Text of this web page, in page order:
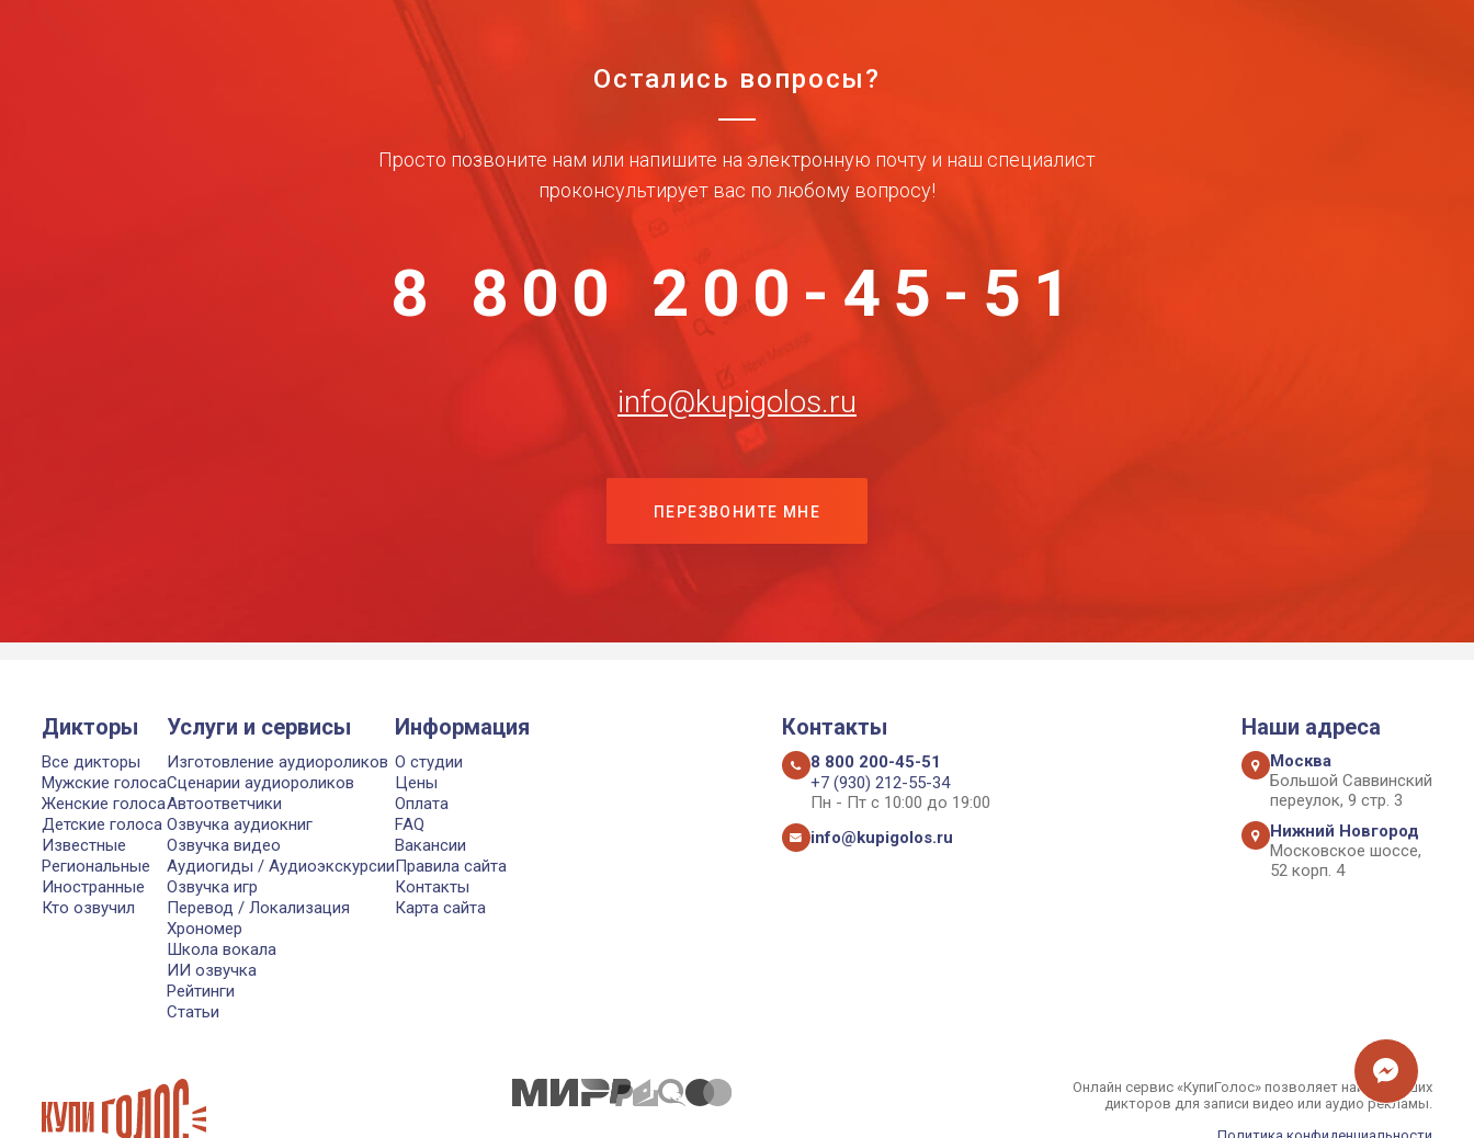
Остались вопросы?
Просто позвоните нам или напишите на электронную почту и наш специалист
проконсультирует вас по любому вопросу!
8 800 200-45-51
info@kupigolos.ru
ПЕРЕЗВОНИТЕ МНЕ
Дикторы
Все дикторы
Мужские голоса
Женские голоса
Детские голоса
Известные
Региональные
Иностранные
Кто озвучил
Услуги и сервисы
Изготовление аудиороликов
Сценарии аудиороликов
Автоответчики
Озвучка аудиокниг
Озвучка видео
Аудиогиды / Аудиоэкскурсии
Озвучка игр
Перевод / Локализация
Хрономер
Школа вокала
ИИ озвучка
Рейтинги
Статьи
Информация
О студии
Цены
Оплата
FAQ
Вакансии
Правила сайта
Контакты
Карта сайта
Контакты
8 800 200-45-51
+7 (930) 212-55-34
Пн - Пт с 10:00 до 19:00
info@kupigolos.ru
Наши адреса
Москва
Большой Саввинский
переулок, 9 стр. 3
Нижний Новгород
Московское шоссе,
52 корп. 4
Онлайн сервис «КупиГолос» позволяет найти лучших
дикторов для записи видео или аудио рекламы.